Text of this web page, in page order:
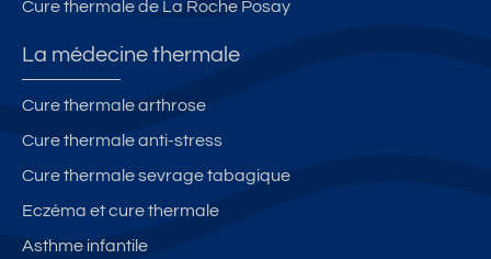
Cure thermale de La Roche Posay
La médecine thermale
Cure thermale arthrose
Cure thermale anti-stress
Cure thermale sevrage tabagique
Eczéma et cure thermale
Asthme infantile